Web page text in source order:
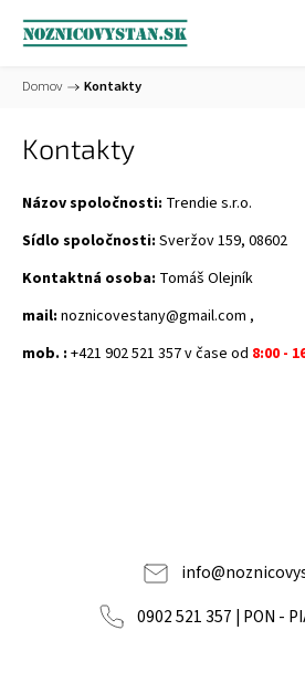
Domov / Kontakty
Kontakty
Názov spoločnosti: Trendie s.r.o.
Sídlo spoločnosti: Sveržov 159, 08602
Kontaktná osoba: Tomáš Olejník
mail: noznicovestany@gmail.com ,
mob. : +421 902 521 357 v čase od 8:00 -
info@
0902 521 357 | PON -